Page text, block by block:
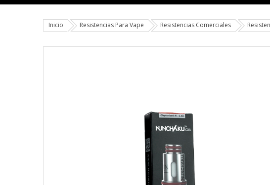
Inicio Resistencias Para Vape Resistencias Comerciales